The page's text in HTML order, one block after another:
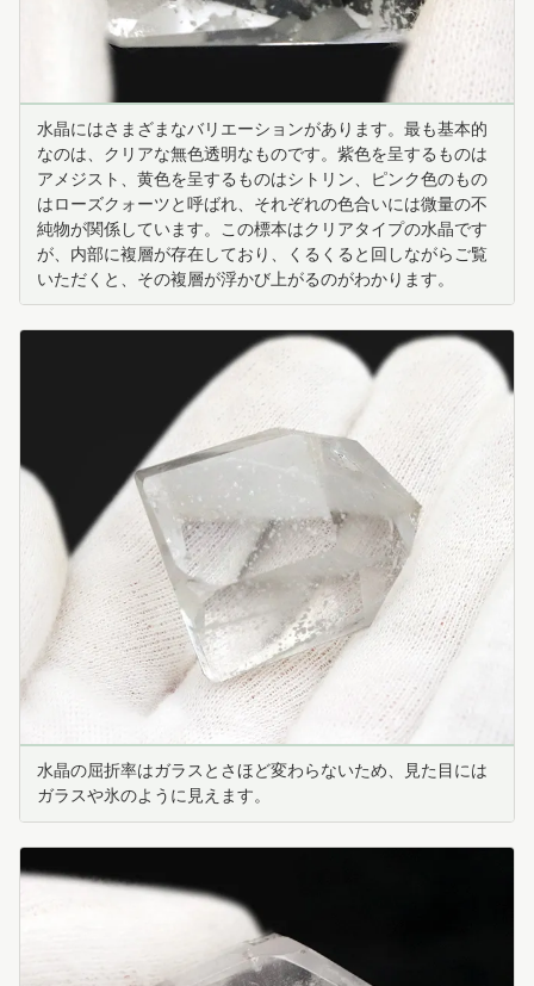
水晶にはさまざまなバリエーションがあります。最も基本的
なのは、クリアな無色透明なものです。紫色を呈するものは
アメジスト、黄色を呈するものはシトリン、ピンク色のもの
はローズクォーツと呼ばれ、それぞれの色合いには微量の不
純物が関係しています。この標本はクリアタイプの水晶です
が、内部に複層が存在しており、くるくると回しながらご覧
いただくと、その複層が浮かび上がるのがわかります。
水晶の屈折率はガラスとさほど変わらないため、見た目には
ガラスや氷のように見えます。